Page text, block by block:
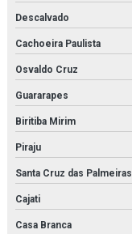
Descalvado
Cachoeira Paulista
Osvaldo Cruz
Guararapes
Biritiba Mirim
Piraju
Santa Cruz das Palmeiras
Cajati
Casa Branca